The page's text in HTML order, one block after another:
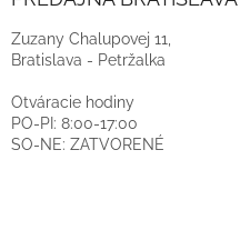
Zuzany Chalupovej 11,
Bratislava - Petržalka
Otváracie hodiny
PO-PI: 8:00-17:00
SO-NE: ZATVORENÉ